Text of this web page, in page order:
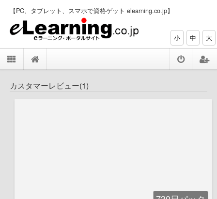
【PC、タブレット、スマホで資格ゲット elearning.co.jp】
小 中 大
カスタマーレビュー(1)